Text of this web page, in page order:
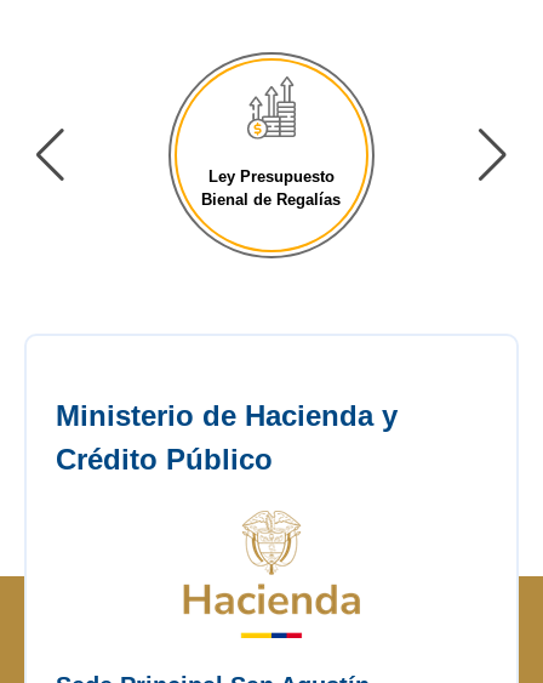
Ley Presupuesto
Bienal de Regalías
Ministerio de Hacienda y
Crédito Público